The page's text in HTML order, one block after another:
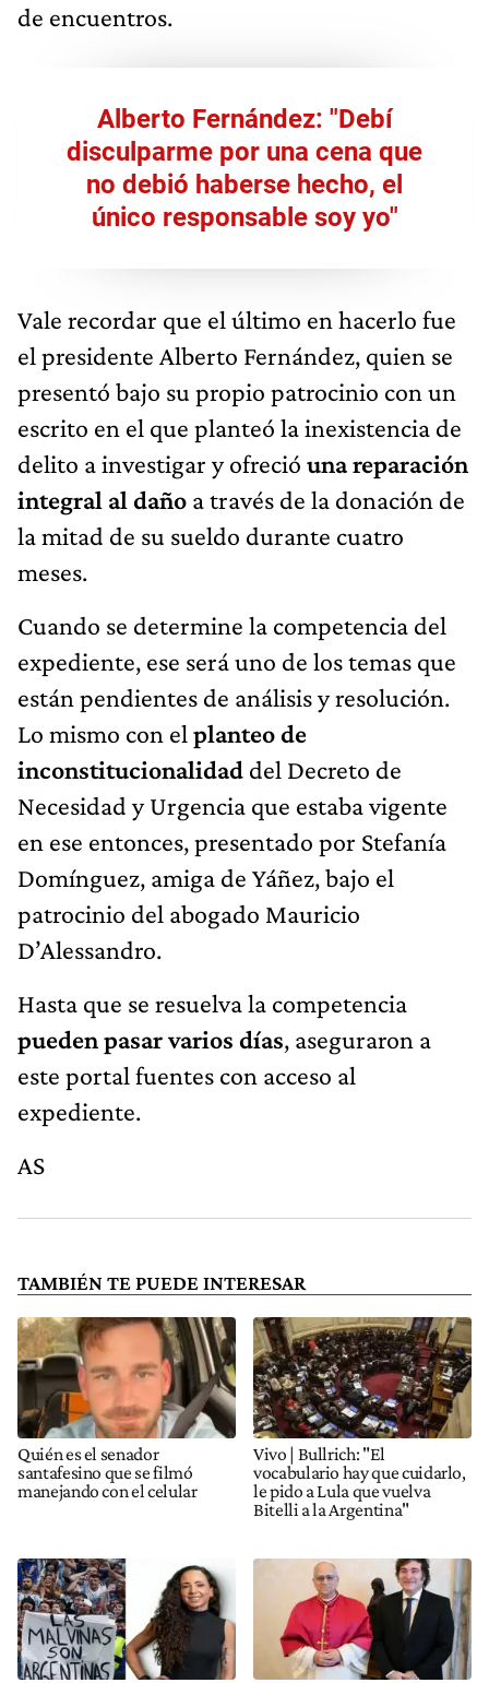
de encuentros.
Alberto Fernández: "Debí
disculparme por una cena que
no debió haberse hecho, el
único responsable soy yo"
Vale recordar que el último en hacerlo fue
el presidente Alberto Fernández, quien se
presentó bajo su propio patrocinio con un
escrito en el que planteó la inexistencia de
delito a investigar y ofreció una reparación
integral al daño a través de la donación de
la mitad de su sueldo durante cuatro
meses.
Cuando se determine la competencia del
expediente, ese será uno de los temas que
están pendientes de análisis y resolución.
Lo mismo con el planteo de
inconstitucionalidad del Decreto de
Necesidad y Urgencia que estaba vigente
en ese entonces, presentado por Stefanía
Domínguez, amiga de Yáñez, bajo el
patrocinio del abogado Mauricio
D’Alessandro.
Hasta que se resuelva la competencia
pueden pasar varios días, aseguraron a
este portal fuentes con acceso al
expediente.
AS
TAMBIÉN TE PUEDE INTERESAR
Quién es el senador
santafesino que se filmó
manejando con el celular
Vivo | Bullrich: "El
vocabulario hay que cuidarlo,
le pido a Lula que vuelva
Bitelli a la Argentina"